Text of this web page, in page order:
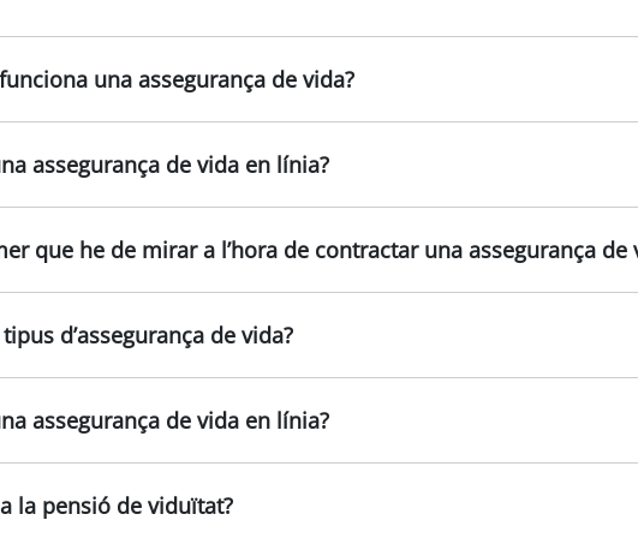
una assegurança de vida?
assegurança de vida en línia?
que he de mirar a l’hora de contractar una assegurança de
d’assegurança de vida?
assegurança de vida en línia?
la pensió de viduïtat?